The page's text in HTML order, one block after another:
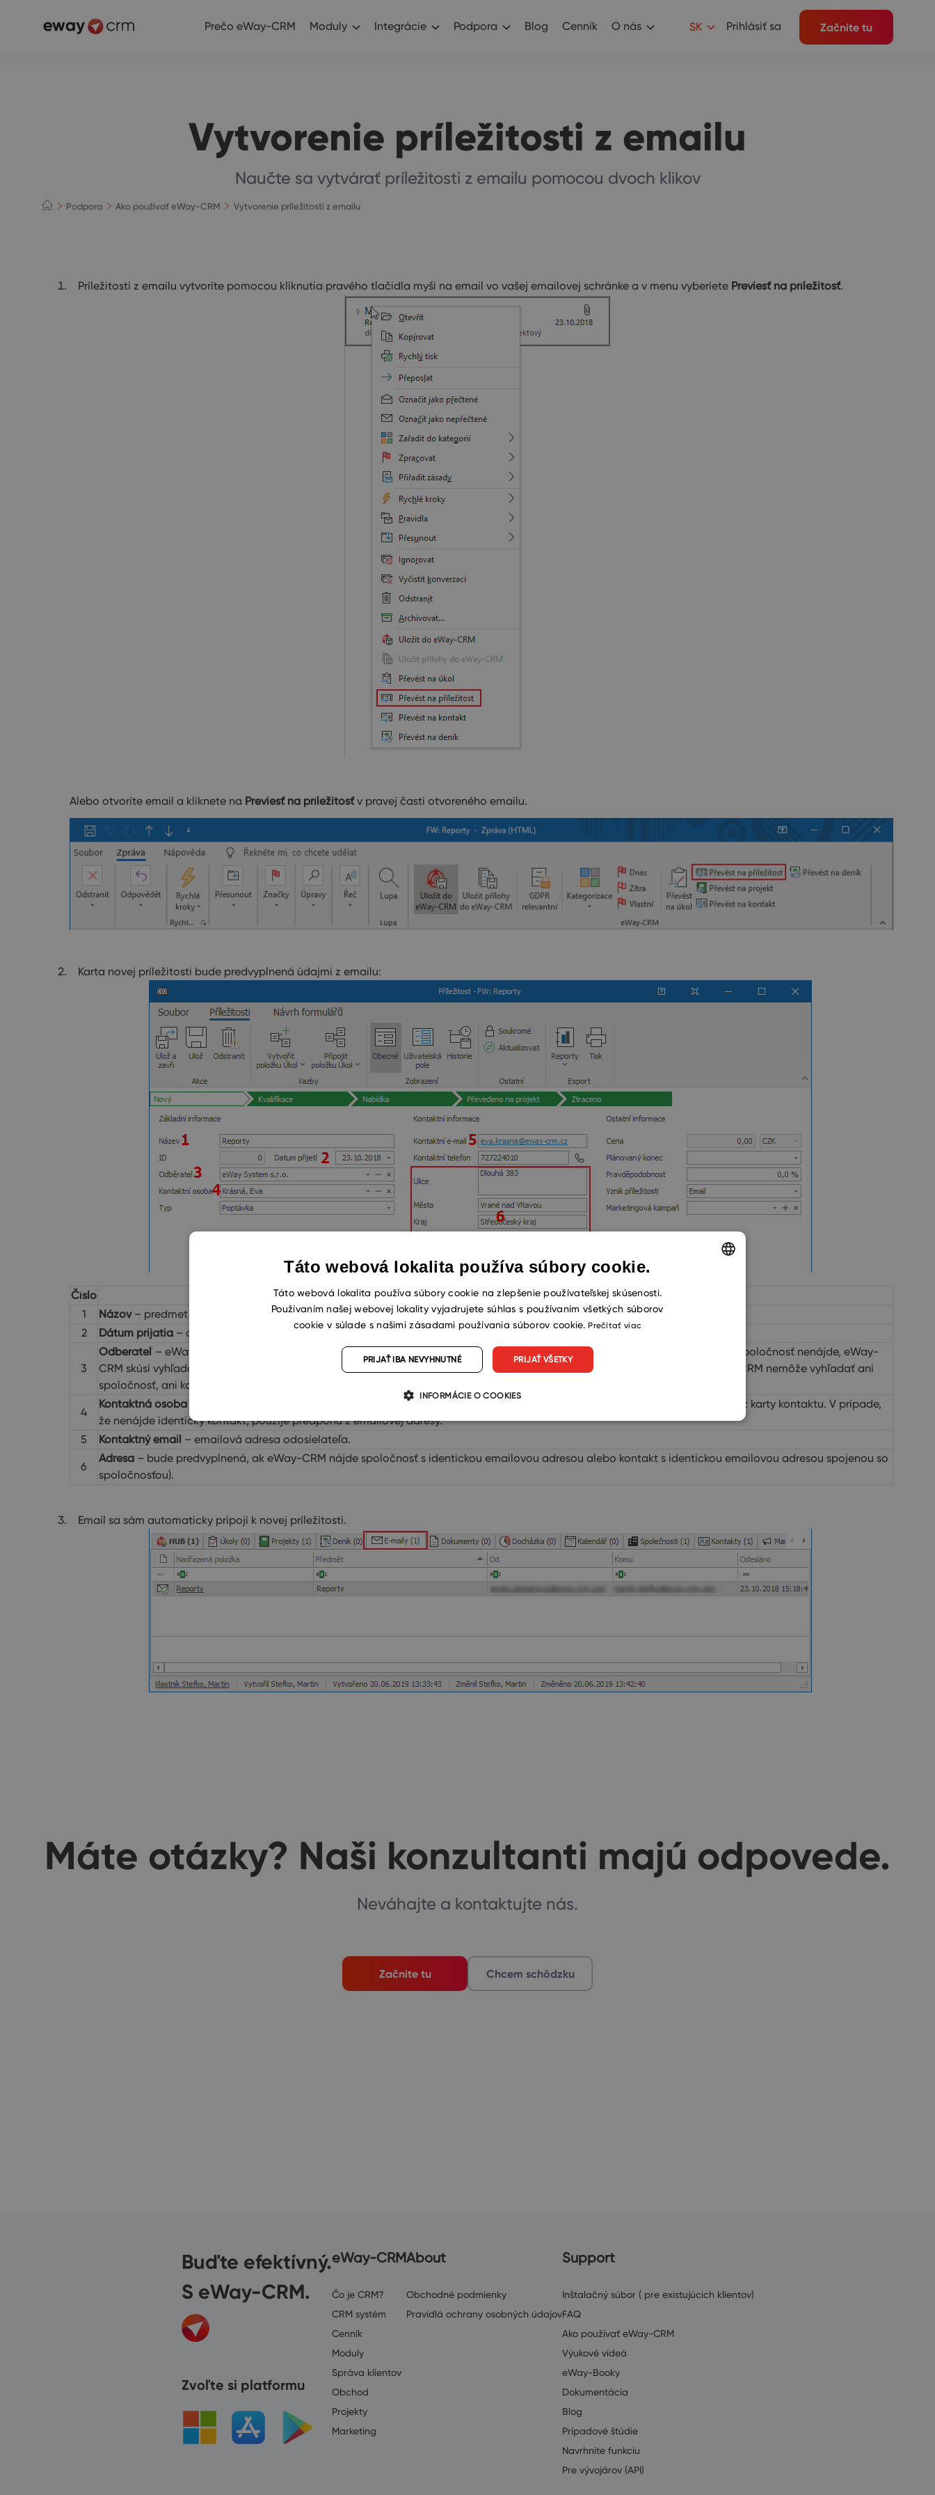
Prečo eWay-CRM Moduly Integrácie Podpora Blog Cenník O nás SK Prihlásiť sa Začnite tu
Vytvorenie príležitosti z emailu
Naučte sa vytvárať príležitosti z emailu pomocou dvoch klikov
Podpora Ako používať eWay-CRM Vytvorenie príležitosti z emailu
Príležitosti z emailu vytvoríte pomocou kliknutia pravého tlačidla myši na email vo vašej emailovej schránke a v menu vyberiete Previesť na príležitosť.
Alebo otvoríte email a kliknete na Previesť na príležitosť v pravej časti otvoreného emailu.
Karta novej príležitosti bude predvyplnená údajmi z emailu:
Číslo
Popis
1
Názov– predmet emailu.
2
Dátum prijatia – dátum prijatia emailu.
3
Odberateľ – eWay-CRM sa bude snažiť vyhľadať spoločnosť s identickou emailovou adresou. V prípade, že žiadnu podobnú spoločnosť nenájde, eWay-
CRM skúsi vyhľadať kontakt s identickou emailovou adresou a skontroluje, či sa spoločnosť nevzťahuje ku kontaktu. Ak eWay-CRM nemôže vyhľadať ani
spoločnosť, ani kontakt s identickou emailovou adresou, použije názov domény z prichádzajúceho emailu.
4
Kontaktná osoba – eWay-CRM sa bude snažiť vyhľadať kontakt s identickou emailovou adresou a preniesť meno a priezvisko z karty kontaktu. V prípade,
že nenájde identický kontakt, použije predponu z emailovej adresy.
5
Kontaktný email – emailová adresa odosielateľa.
6
Adresa – bude predvyplnená, ak eWay-CRM nájde spoločnosť s identickou emailovou adresou alebo kontakt s identickou emailovou adresou spojenou so
spoločnosťou).
Email sa sám automaticky pripojí k novej príležitosti.
Máte otázky? Naši konzultanti majú odpovede.
Neváhajte a kontaktujte nás.
Začnite tu Chcem schôdzku
Buďte efektívný.
S eWay-CRM.
Zvoľte si platformu
eWay-CRM
Čo je CRM?
CRM systém
Cenník
Moduly
Správa klientov
Obchod
Projekty
Marketing
About
Obchodné podmienky
Pravidlá ochrany osobných údajov
Support
Inštalačný súbor ( pre existujúcich klientov)
FAQ
Ako používať eWay-CRM
Výukové videá
eWay-Booky
Dokumentácia
Blog
Prípadové štúdie
Navrhnite funkciu
Pre vývojárov (API)
Táto webová lokalita používa súbory cookie.
Táto webová lokalita používa súbory cookie na zlepšenie používateľskej skúsenosti.
Používaním našej webovej lokality vyjadrujete súhlas s používaním všetkých súborov
cookie v súlade s našimi zásadami používania súborov cookie. Prečítať viac
PRIJAŤ VŠETKY
PRIJAŤ IBA NEVYHNUTNÉ
INFORMÁCIE O COOKIES